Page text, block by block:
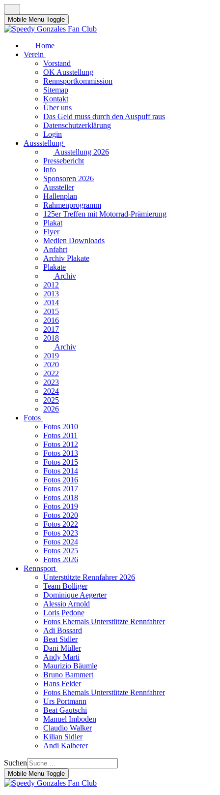
Mobile Menu Toggle
Home
Verein
Vorstand
OK Ausstellung
Rennsportkommission
Sitemap
Kontakt
Über uns
Das Geld muss durch den Auspuff raus
Datenschutzerklärung
Login
Aussstellung
Ausstellung 2026
Pressebericht
Info
Sponsoren 2026
Aussteller
Hallenplan
Rahmenprogramm
125er Treffen mit Motorrad-Prämierung
Plakat
Flyer
Medien Downloads
Anfahrt
Archiv Plakate
Plakate
Archiv
2012
2013
2014
2015
2016
2017
2018
Archiv
2019
2020
2022
2023
2024
2025
2026
Fotos
Fotos 2010
Fotos 2011
Fotos 2012
Fotos 2013
Fotos 2015
Fotos 2014
Fotos 2016
Fotos 2017
Fotos 2018
Fotos 2019
Fotos 2020
Fotos 2022
Fotos 2023
Fotos 2024
Fotos 2025
Fotos 2026
Rennsport
Unterstützte Rennfahrer 2026
Team Bolliger
Dominique Aegerter
Alessio Arnold
Loris Pedone
Fotos Ehemals Unterstützte Rennfahrer
Adi Bossard
Beat Sidler
Dani Müller
Andy Marti
Maurizio Bäumle
Bruno Bammert
Hans Felder
Fotos Ehemals Unterstützte Rennfahrer
Urs Portmann
Beat Gautschi
Manuel Imboden
Claudio Walker
Kilian Sidler
Andi Kalberer
Suchen
Mobile Menu Toggle